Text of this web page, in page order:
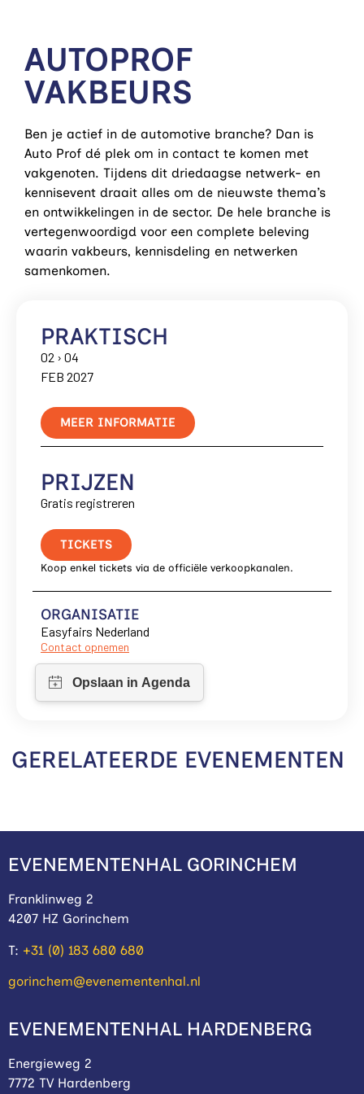
AUTOPROF
VAKBEURS
Ben je actief in de automotive branche? Dan is
Auto Prof dé plek om in contact te komen met
vakgenoten. Tijdens dit driedaagse netwerk- en
kennisevent draait alles om de nieuwste thema’s
en ontwikkelingen in de sector. De hele branche is
vertegenwoordigd voor een complete beleving
waarin vakbeurs, kennisdeling en netwerken
samenkomen.
PRAKTISCH
02 › 04
FEB 2027
MEER INFORMATIE
PRIJZEN
Gratis registreren
TICKETS
Koop enkel tickets via de officiële verkoopkanalen.
ORGANISATIE
Easyfairs Nederland
Contact opnemen
GERELATEERDE EVENEMENTEN
EVENEMENTENHAL GORINCHEM
Franklinweg 2
4207 HZ Gorinchem
T: +31 (0) 183 680 680
gorinchem@evenementenhal.nl
EVENEMENTENHAL HARDENBERG
Energieweg 2
7772 TV Hardenberg